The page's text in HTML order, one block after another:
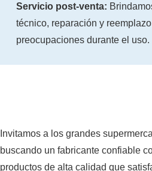
Servicio post-venta:
técnico, reparación y
preocupaciones durante el uso.
Invitamos a los grandes
buscando un fabricante confiable
productos de alta calidad que